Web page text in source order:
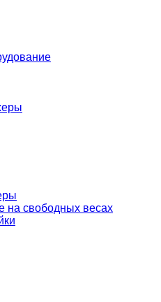
на свободных весах